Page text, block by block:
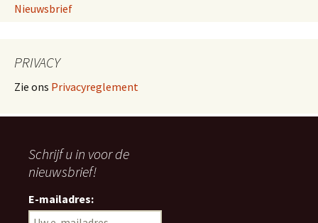
Nieuwsbrief
PRIVACY
Zie ons Privacyreglement
Schrijf u in voor de
nieuwsbrief!
E-mailadres: